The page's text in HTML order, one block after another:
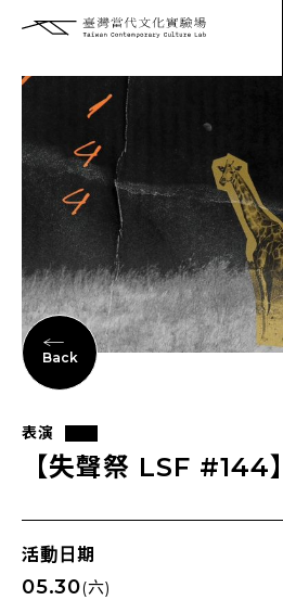
Back
表演
【失聲祭 LSF #144】
活動日期
05.30(六)